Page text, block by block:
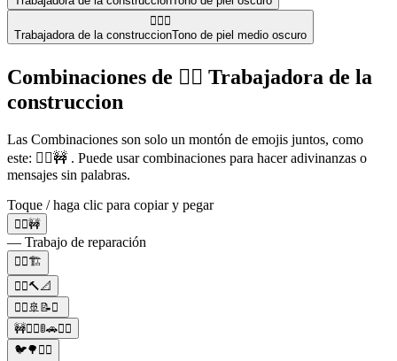
👷🏾‍♀️
Trabajadora de la construccionTono de piel medio oscuro
Combinaciones de 👷‍♀️ Trabajadora de la
construccion
Las Combinaciones son solo un montón de emojis juntos, como
este: 👷‍♀️🚧 . Puede usar combinaciones para hacer adivinanzas o
mensajes sin palabras.
Toque / haga clic para copiar y pegar
👷‍♀️🚧
— Trabajo de reparación
👷‍♀️🏗️
👷‍♀️🔨📐
👷‍♀️🚢📝⚓
🚧👷‍♀️🚦🚗👷‍♂️
🐦🌳👷‍♀️